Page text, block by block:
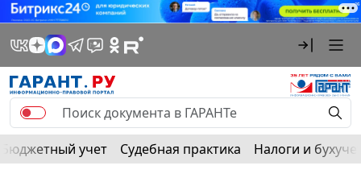
Бюджетный учет Судебная практика Налоги и